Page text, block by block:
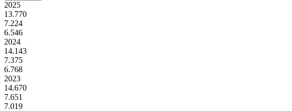
2025
13.770
7.224
6.546
2024
14.143
7.375
6.768
2023
14.670
7.651
7.019